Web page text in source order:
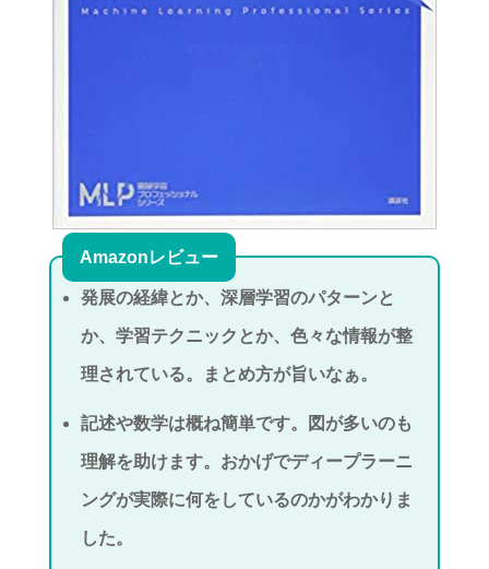
Amazonレビュー
発展の経緯とか、深層学習のパターンと
か、学習テクニックとか、色々な情報が整
理されている。まとめ方が旨いなぁ。
記述や数学は概ね簡単です。図が多いのも
理解を助けます。おかげでディープラーニ
ングが実際に何をしているのかがわかりま
した。